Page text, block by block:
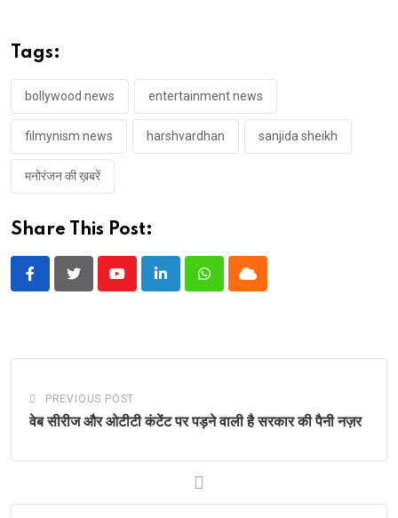
Tags:
bollywood news entertainment news
filmynism news harshvardhan sanjida sheikh
मनोरंजन की ख़बरें
Share This Post:
YoutubeLinkedInWhatsappCloud
PREVIOUS POST
वेब सीरीज और ओटीटी कंटेंट पर पड़ने वाली है सरकार की पैनी नज़र